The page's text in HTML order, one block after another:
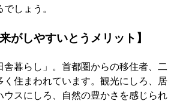
しょう。
がしやすいとうメリット】
暮らし」。首都圏からの移住者、二
く住まわれています。観光にしろ、居
ウスにしろ、自然の豊かさを感じられ